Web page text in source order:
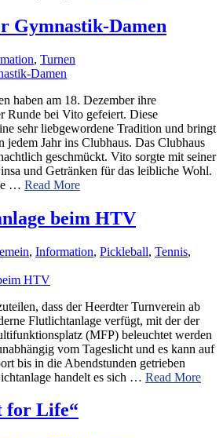
Gymnastik-Damen
, Turnen
haben am 18. Dezember ihre
Runde bei Vito gefeiert. Diese
sehr liebgewordene Tradition und bringt
jedem Jahr ins Clubhaus. Das Clubhaus
geschmückt. Vito sorgte mit seiner
und Getränken für das leibliche Wohl.
… Read More
beim HTV
, Information, Pickleball, Tennis,
dass der Heerdter Turnverein ab
Flutlichtanlage verfügt, mit der der
(MFP) beleuchtet werden
vom Tageslicht und es kann auf
bis in die Abendstunden getrieben
handelt es sich … Read More
for Life“